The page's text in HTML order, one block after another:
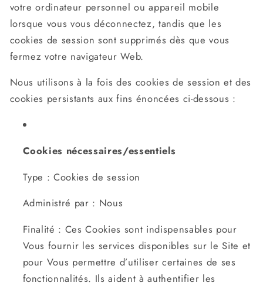
votre ordinateur personnel ou appareil mobile
lorsque vous vous déconnectez, tandis que les
cookies de session sont supprimés dès que vous
fermez votre navigateur Web.
Nous utilisons à la fois des cookies de session et des
cookies persistants aux fins énoncées ci-dessous :
Cookies nécessaires/essentiels
Type : Cookies de session
Administré par : Nous
Finalité : Ces Cookies sont indispensables pour
Vous fournir les services disponibles sur le Site et
pour Vous permettre d’utiliser certaines de ses
fonctionnalités. Ils aident à authentifier les